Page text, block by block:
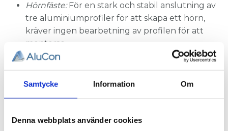
Samtycke Information Om
Denna webbplats använder cookies
Hörnfäste:För en stark och stabil anslutning av
tre aluminiumprofiler för att skapa ett hörn,
kräver ingen bearbetning av profilen för att
monteras.
Användningsområden:
Byggkonstruktioner:
ramar, strukturer och andra konstruktioner. De